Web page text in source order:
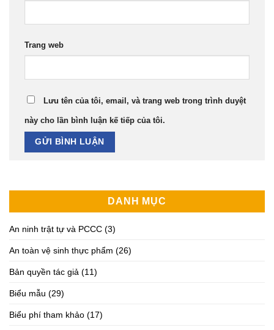
Trang web
Lưu tên của tôi, email, và trang web trong trình duyệt
này cho lần bình luận kế tiếp của tôi.
DANH MỤC
An ninh trật tự và PCCC (3)
An toàn vệ sinh thực phẩm (26)
Bản quyền tác giả (11)
Biểu mẫu (29)
Biểu phí tham khảo (17)